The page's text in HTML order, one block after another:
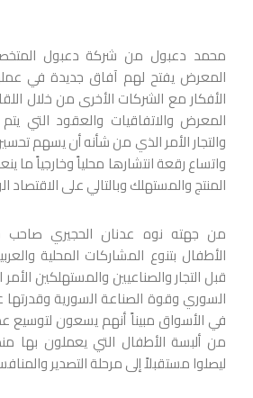
محمد دعبول من شركة دعبول
المعرض يفتح لهم آفاق جديدة في
الأفكار مع الشركات الأخرى من خلال
المعرض والاتفاقيات والعقود التي يتم
والتجار الأمر الذي من شأنه أن يسهم
واتساع رقعة انتشارها محلياً وخارجياً
المنتج والمستهلك وبالتالي على الاقتصاد
من جهته نوه عدنان الحجيري صاحب
الأطفال بتنوع المشاركات المحلية
قبل التجار والصناعيين والمستهلكين
السوري وقوة الصناعة السورية
في الأسواق مبيناً أنهم يسعون لتوسيع
من ألبسة الأطفال التي يعملون بها
ليصلوا مستقبلاً إلى مرحلة التصدير